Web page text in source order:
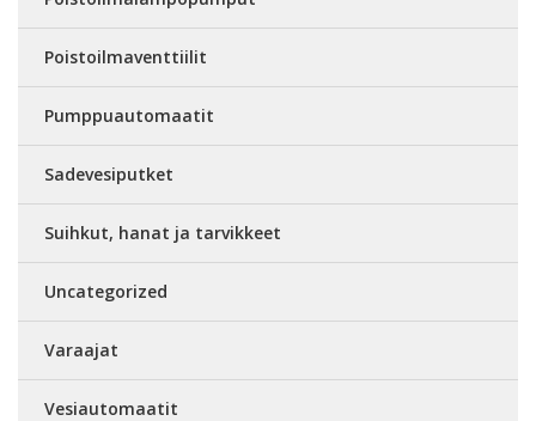
Poistoilmaventtiilit
Pumppuautomaatit
Sadevesiputket
Suihkut, hanat ja tarvikkeet
Uncategorized
Varaajat
Vesiautomaatit